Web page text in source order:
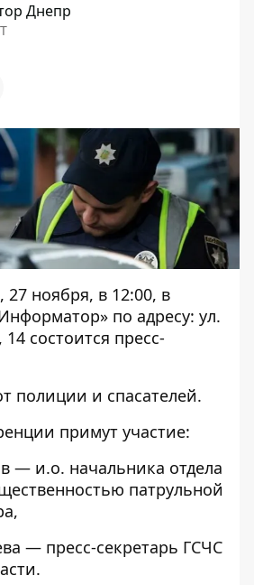
Днепр
ноября, в 12:00, в
по адресу: ул.
состоится пресс-
полиции и спасателей.
примут участие:
— и.о. начальника отдела
патрульной
— пресс-секретарь ГСЧС